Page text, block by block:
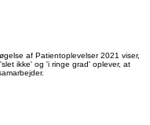
af Patientoplevelser 2021 viser,
ikke' og 'i ringe grad' oplever, at